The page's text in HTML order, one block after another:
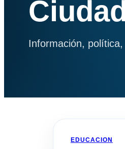
Información,
EDUCACION